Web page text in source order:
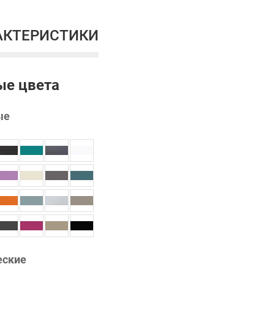
цвета